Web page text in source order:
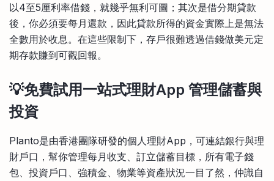
以4至5厘利率借錢，就幾乎無利可圖；其次是借分期貸款
後，你必須要每月還款，因此貸款所得的資金實際上是無法
全數用於收息。在這些限制下，存戶很難透過借錢做美元定
期存款賺到可觀回報。
💡免費試用一站式理財App 管理儲蓄與
投資
Planto是由香港團隊研發的個人理財App，可連結銀行與理
財戶口，幫你管理每月收支、訂立儲蓄目標，所有電子錢
包、投資戶口、強積金、物業等資產狀況一目了然，仲識自